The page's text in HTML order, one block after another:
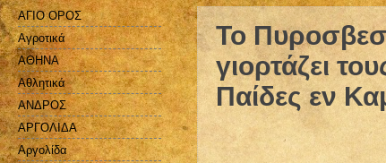
Το
γιορτάζει
Παίδες εν
ΑΓΙΟ ΟΡΟΣ
Αγροτικά
ΑΘΗΝΑ
Αθλητικά
ΑΝΔΡΟΣ
ΑΡΓΟΛΙΔΑ
Αργολίδα